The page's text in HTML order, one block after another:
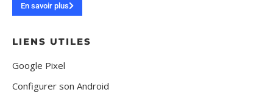
En savoir plus
LIENS UTILES
Google Pixel
Configurer son Android